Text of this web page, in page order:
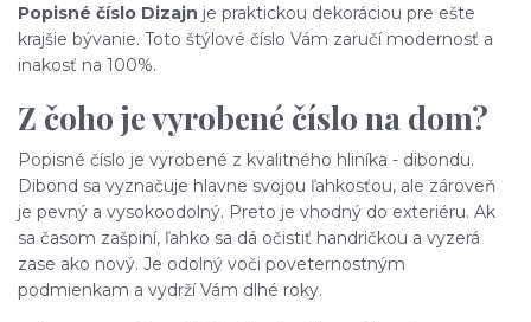
Popisné číslo Dizajn je praktickou dekoráciou pre ešte
krajšie bývanie. Toto štýlové číslo Vám zaručí modernosť a
inakosť na 100%.
Z čoho je vyrobené číslo na dom?
Popisné číslo je vyrobené z kvalitného hliníka - dibondu.
Dibond sa vyznačuje hlavne svojou ľahkosťou, ale zároveň
je pevný a vysokoodolný. Preto je vhodný do exteriéru. Ak
sa časom zašpiní, ľahko sa dá očistiť handričkou a vyzerá
zase ako nový. Je odolný voči poveternostným
podmienkam a vydrží Vám dlhé roky.